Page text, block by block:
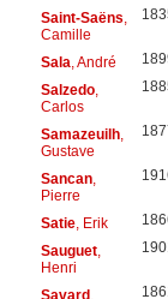
Saint-Saëns
Camille
Sala , André
Salzedo,
Carlos
Samazeuilh,
Gustave
Sancan,
Pierre
Satie, Erik
Sauguet,
Henri
Savard,